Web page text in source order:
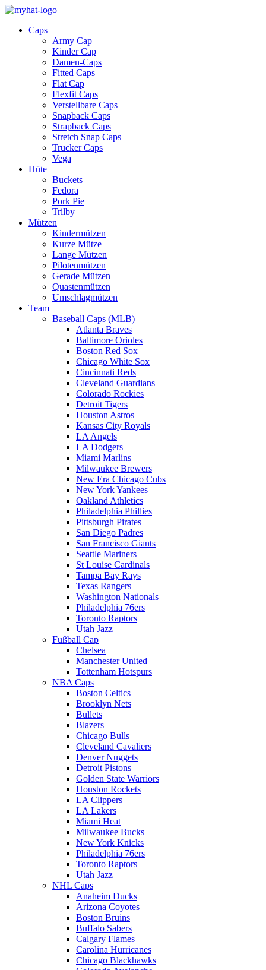
Caps
Army Cap
Kinder Cap
Damen-Caps
Fitted Caps
Flat Cap
Flexfit Caps
Verstellbare Caps
Snapback Caps
Strapback Caps
Stretch Snap Caps
Trucker Caps
Vega
Hüte
Buckets
Fedora
Pork Pie
Trilby
Mützen
Kindermützen
Kurze Mütze
Lange Mützen
Pilotenmützen
Gerade Mützen
Quastenmützen
Umschlagmützen
Team
Baseball Caps (MLB)
Atlanta Braves
Baltimore Orioles
Boston Red Sox
Chicago White Sox
Cincinnati Reds
Cleveland Guardians
Colorado Rockies
Detroit Tigers
Houston Astros
Kansas City Royals
LA Angels
LA Dodgers
Miami Marlins
Milwaukee Brewers
New Era Chicago Cubs
New York Yankees
Oakland Athletics
Philadelphia Phillies
Pittsburgh Pirates
San Diego Padres
San Francisco Giants
Seattle Mariners
St Louise Cardinals
Tampa Bay Rays
Texas Rangers
Washington Nationals
Philadelphia 76ers
Toronto Raptors
Utah Jazz
Fußball Cap
Chelsea
Manchester United
Tottenham Hotspurs
NBA Caps
Boston Celtics
Brooklyn Nets
Bullets
Blazers
Chicago Bulls
Cleveland Cavaliers
Denver Nuggets
Detroit Pistons
Golden State Warriors
Houston Rockets
LA Clippers
LA Lakers
Miami Heat
Milwaukee Bucks
New York Knicks
Philadelphia 76ers
Toronto Raptors
Utah Jazz
NHL Caps
Anaheim Ducks
Arizona Coyotes
Boston Bruins
Buffalo Sabers
Calgary Flames
Carolina Hurricanes
Chicago Blackhawks